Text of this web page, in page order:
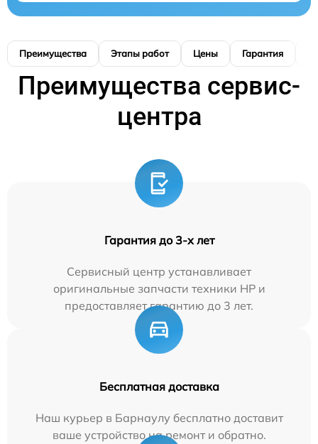
Преимущества Этапы работ Цены Гарантия
Преимущества сервис-
центра
Гарантия до 3-х лет
Сервисный центр устанавливает
оригинальные запчасти техники HP и
предоставляет гарантию до 3 лет.
Бесплатная доставка
Наш курьер в Барнаулу бесплатно доставит
ваше устройство на ремонт и обратно.